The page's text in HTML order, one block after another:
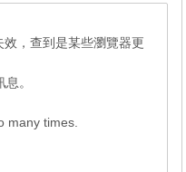
，查到是某些瀏覽器更
。
many times.